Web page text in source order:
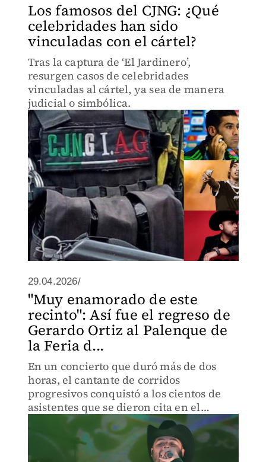
Los famosos del CJNG: ¿Qué
celebridades han sido
vinculadas con el cártel?
Tras la captura de ‘El Jardinero’,
resurgen casos de celebridades
vinculadas al cártel, ya sea de manera
judicial o simbólica.
29.04.2026/
"Muy enamorado de este
recinto": Así fue el regreso de
Gerardo Ortiz al Palenque de
la Feria d...
En un concierto que duró más de dos
horas, el cantante de corridos
progresivos conquistó a los cientos de
asistentes que se dieron cita en el
Palenque.